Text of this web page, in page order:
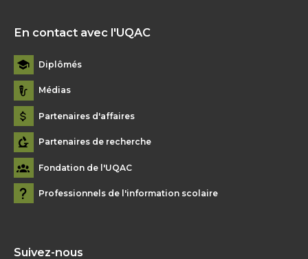
En contact avec l'UQAC
Diplômés
Médias
Partenaires d'affaires
Partenaires de recherche
Fondation de l'UQAC
Professionnels de l'information scolaire
Suivez-nous